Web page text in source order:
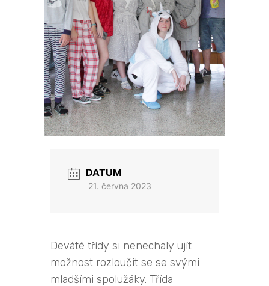
DATUM
21. června 2023
Deváté třídy si nenechaly ujít
možnost rozloučit se se svými
mladšími spolužáky. Třída